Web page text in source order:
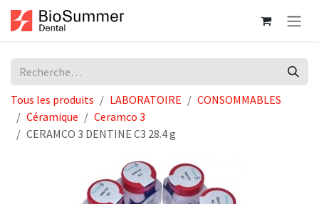
Se rendre au contenu
Tous les produits LABORATOIRE
CONSOMMABLES
Céramique
Ceramco 3
CERAMCO 3 DENTINE C3 28.4 g